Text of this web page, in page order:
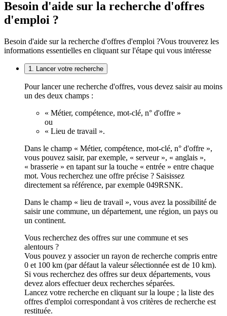
Besoin d'aide sur la recherche d'offres
d'emploi ?
Besoin d'aide sur la recherche d'offres d'emploi ?Vous trouverez les
informations essentielles en cliquant sur l'étape qui vous intéresse
1. Lancer votre recherche
Pour lancer une recherche d'offres, vous devez saisir au moins
un des deux champs :
« Métier, compétence, mot-clé, n° d'offre »
ou
« Lieu de travail ».
Dans le champ « Métier, compétence, mot-clé, n° d'offre »,
vous pouvez saisir, par exemple, « serveur », « anglais »,
« brasserie » en tapant sur la touche « entrée » entre chaque
mot. Vous recherchez une offre précise ? Saisissez
directement sa référence, par exemple 049RSNK.
Dans le champ « lieu de travail », vous avez la possibilité de
saisir une commune, un département, une région, un pays ou
un continent.
Vous recherchez des offres sur une commune et ses
alentours ?
Vous pouvez y associer un rayon de recherche compris entre
0 et 100 km (par défaut la valeur sélectionnée est de 10 km).
Si vous recherchez des offres sur deux départements, vous
devez alors effectuer deux recherches séparées.
Lancez votre recherche en cliquant sur la loupe ; la liste des
offres d'emploi correspondant à vos critères de recherche est
restituée.